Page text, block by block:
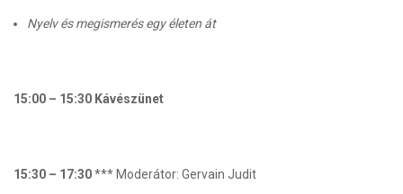
Nyelv és megismerés egy életen át
15:00 – 15:30 Kávészünet
15:30 – 17:30*** Moderátor: Gervain Judit